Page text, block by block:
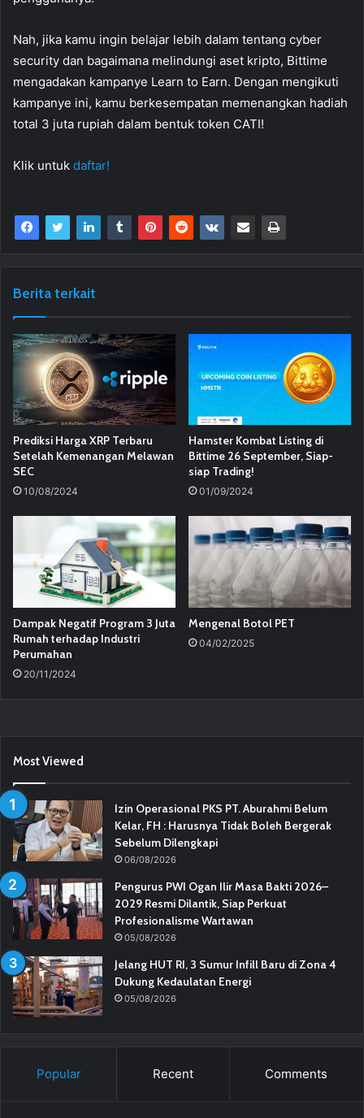
Nah, jika kamu ingin belajar lebih dalam tentang cyber
security dan bagaimana melindungi aset kripto, Bittime
mengadakan kampanye Learn to Earn. Dengan mengikuti
kampanye ini, kamu berkesempatan memenangkan hadiah
total 3 juta rupiah dalam bentuk token CATI!
Klik untuk daftar!
Berita terkait
Prediksi Harga XRP Terbaru
Setelah Kemenangan Melawan
SEC
10/08/2024
Hamster Kombat Listing di
Bittime 26 September, Siap-
siap Trading!
01/09/2024
Dampak Negatif Program 3 Juta
Rumah terhadap Industri
Perumahan
20/11/2024
Mengenal Botol PET
04/02/2025
Most Viewed
Izin Operasional PKS PT. Aburahmi Belum
Kelar, FH : Harusnya Tidak Boleh Bergerak
Sebelum Dilengkapi
06/08/2026
Pengurus PWI Ogan Ilir Masa Bakti 2026–
2029 Resmi Dilantik, Siap Perkuat
Profesionalisme Wartawan
05/08/2026
Jelang HUT RI, 3 Sumur Infill Baru di Zona 4
Dukung Kedaulatan Energi
05/08/2026
Popular Recent Comments